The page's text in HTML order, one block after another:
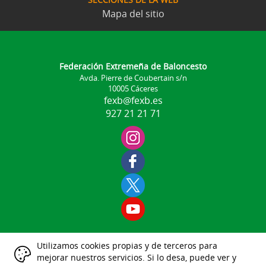
Mapa del sitio
Federación Extremeña de Baloncesto
Avda. Pierre de Coubertain s/n
10005 Cáceres
fexb@fexb.es
927 21 21 71
Aviso Legal
|||||
Utilizamos cookies propias y de terceros para
mejorar nuestros servicios. Si lo desa, puede ver y